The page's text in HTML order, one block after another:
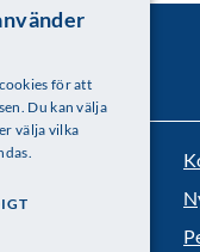
4A
SWEDISH
för att
Du kan välja
välja vilka